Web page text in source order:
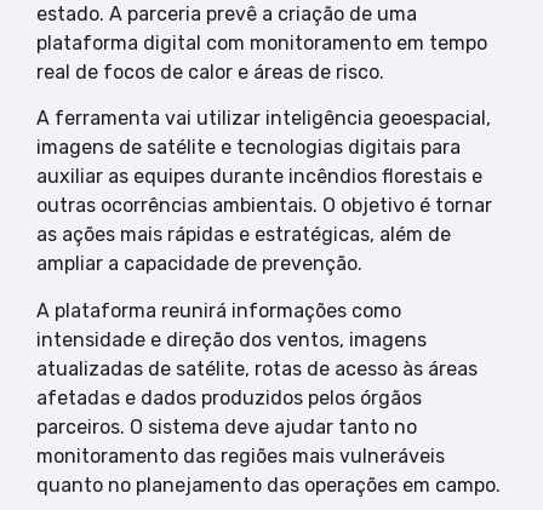
estado. A parceria prevê a criação de uma
plataforma digital com monitoramento em tempo
real de focos de calor e áreas de risco.
A ferramenta vai utilizar inteligência geoespacial,
imagens de satélite e tecnologias digitais para
auxiliar as equipes durante incêndios florestais e
outras ocorrências ambientais. O objetivo é tornar
as ações mais rápidas e estratégicas, além de
ampliar a capacidade de prevenção.
A plataforma reunirá informações como
intensidade e direção dos ventos, imagens
atualizadas de satélite, rotas de acesso às áreas
afetadas e dados produzidos pelos órgãos
parceiros. O sistema deve ajudar tanto no
monitoramento das regiões mais vulneráveis
quanto no planejamento das operações em campo.